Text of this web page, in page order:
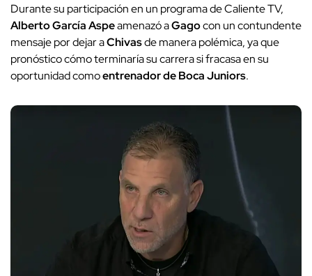
Durante su participación en un programa de Caliente TV,
Alberto García Aspeamenazó aGagocon un contundente
mensaje por dejar aChivasde manera polémica, ya que
pronóstico cómo terminaría su carrera si fracasa en su
oportunidad comoentrenador de Boca Juniors.